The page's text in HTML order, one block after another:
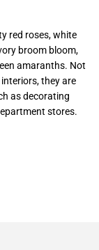
red roses, white
broom bloom,
amaranths. Not
they are
as decorating
stores.